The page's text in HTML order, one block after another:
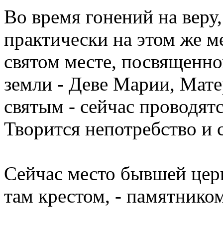
Во время гонений на
практически на этом же
святом месте,
земли - Деве Марии,
святым - сейчас
Творится непотребство и
Сейчас место бывшей
там крестом, -